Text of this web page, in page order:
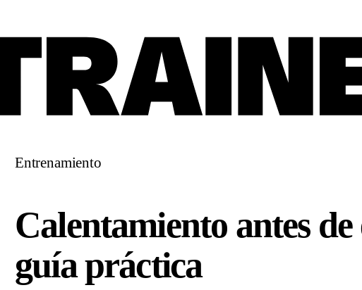
Entrenamiento
Calentamiento antes
guía práctica